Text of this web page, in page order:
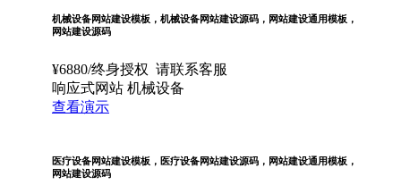
机械设备网站建设模板，机械设备网站建设源码，网站建设通用模板，
网站建设源码
¥6880/终身授权 请联系客服
响应式网站 机械设备
查看演示
医疗设备网站建设模板，医疗设备网站建设源码，网站建设通用模板，
网站建设源码